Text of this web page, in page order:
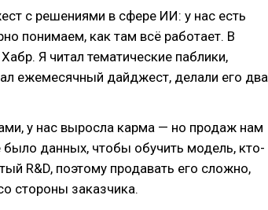
с решениями в сфере ИИ: у нас есть
понимаем, как там всё работает. В
Я читал тематические паблики,
ежемесячный дайджест, делали его два
у нас выросла карма — но продаж нам
было данных, чтобы обучить модель, кто-
R&D, поэтому продавать его сложно,
стороны заказчика.